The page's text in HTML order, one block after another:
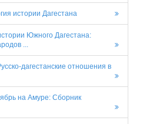
истории Дагестана
Южного Дагестана:
...
дагестанские отношения в
на Амуре: Сборник